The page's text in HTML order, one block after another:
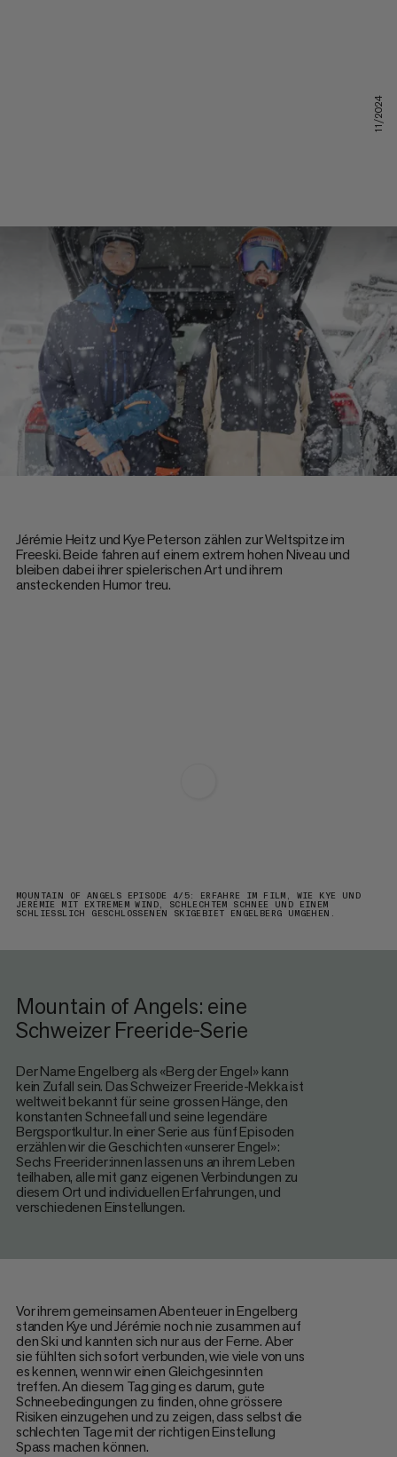
11/2024
Jérémie Heitz und Kye Peterson zählen zur Weltspitze im
Freeski. Beide fahren auf einem extrem hohen Niveau und
bleiben dabei ihrer spielerischen Art und ihrem
ansteckenden Humor treu.
MOUNTAIN OF ANGELS EPISODE 4/5: ERFAHRE IM FILM, WIE KYE UND
JÉRÉMIE MIT EXTREMEM WIND, SCHLECHTEM SCHNEE UND EINEM
SCHLIESSLICH GESCHLOSSENEN SKIGEBIET ENGELBERG UMGEHEN.
Mountain of Angels: eine
Schweizer Freeride-Serie
Der Name Engelberg als «Berg der Engel» kann
kein Zufall sein. Das Schweizer Freeride-Mekka ist
weltweit bekannt für seine grossen Hänge, den
konstanten Schneefall und seine legendäre
Bergsportkultur. In einer Serie aus fünf Episoden
erzählen wir die Geschichten «unserer Engel»:
Sechs Freerider:innen lassen uns an ihrem Leben
teilhaben, alle mit ganz eigenen Verbindungen zu
diesem Ort und individuellen Erfahrungen, und
verschiedenen Einstellungen.
Vor ihrem gemeinsamen Abenteuer in Engelberg
standen Kye und Jérémie noch nie zusammen auf
den Ski und kannten sich nur aus der Ferne. Aber
sie fühlten sich sofort verbunden, wie viele von uns
es kennen, wenn wir einen Gleichgesinnten
treffen. An diesem Tag ging es darum, gute
Schneebedingungen zu finden, ohne grössere
Risiken einzugehen und zu zeigen, dass selbst die
schlechten Tage mit der richtigen Einstellung
Spass machen können.